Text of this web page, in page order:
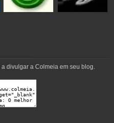
divulgar a Colmeia em seu blog.